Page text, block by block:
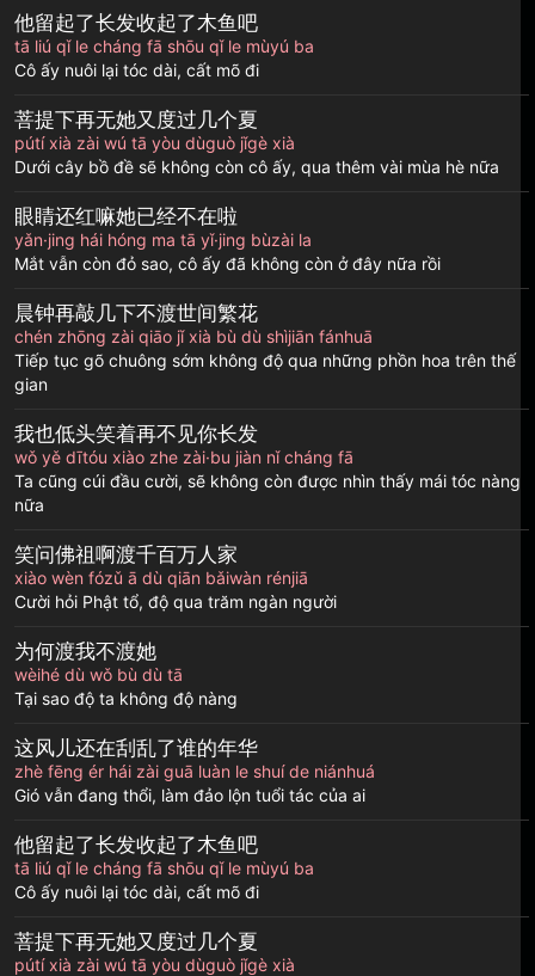
他留起了长发收起了木鱼吧
tā liú qǐ le cháng fā shōu qǐ le mùyú ba
Cô ấy nuôi lại tóc dài, cất mõ đi
菩提下再无她又度过几个夏
pútí xià zài wú tā yòu dùguò jǐgè xià
Dưới cây bồ đề sẽ không còn cô ấy, qua thêm vài mùa hè nữa
眼睛还红嘛她已经不在啦
yǎn·jing hái hóng ma tā yǐ·jing bùzài la
Mắt vẫn còn đỏ sao, cô ấy đã không còn ở đây nữa rồi
晨钟再敲几下不渡世间繁花
chén zhōng zài qiāo jǐ xià bù dù shìjiān fánhuā
Tiếp tục gõ chuông sớm không độ qua những phồn hoa trên thế
gian
我也低头笑着再不见你长发
wǒ yě dītóu xiào zhe zài·bu jiàn nǐ cháng fā
Ta cũng cúi đầu cười, sẽ không còn được nhìn thấy mái tóc nàng
nữa
笑问佛祖啊渡千百万人家
xiào wèn fózǔ ā dù qiān bǎiwàn rénjiā
Cười hỏi Phật tổ, độ qua trăm ngàn người
为何渡我不渡她
wèihé dù wǒ bù dù tā
Tại sao độ ta không độ nàng
这风儿还在刮乱了谁的年华
zhè fēng ér hái zài guā luàn le shuí de niánhuá
Gió vẫn đang thổi, làm đảo lộn tuổi tác của ai
他留起了长发收起了木鱼吧
tā liú qǐ le cháng fā shōu qǐ le mùyú ba
Cô ấy nuôi lại tóc dài, cất mõ đi
菩提下再无她又度过几个夏
pútí xià zài wú tā yòu dùguò jǐgè xià